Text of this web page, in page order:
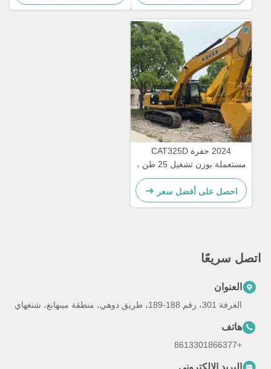
ساعة
2024 حفرة CAT325D
مستعملة بوزن تشغيل 25 طن ،
سرعة 5.3 كم / ساعة ، وضمان
12 شهرًا
احصل على أفضل سعر
اتصل سريعًا
العنوان
الغرفة 301، رقم 188-189، طريق دوهي، منطقة مينهانغ، شنغهاي
هاتف
+8613301866377